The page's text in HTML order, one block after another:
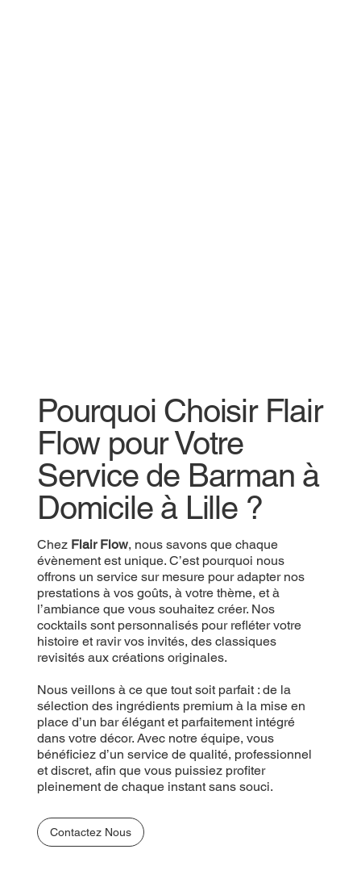
Pourquoi Choisir Flair
Flow pour Votre
Service de Barman à
Domicile à Lille ?
Chez Flair Flow, nous savons que chaque
évènement est unique. C’est pourquoi nous
offrons un service sur mesure pour adapter nos
prestations à vos goûts, à votre thème, et à
l’ambiance que vous souhaitez créer. Nos
cocktails sont personnalisés pour refléter votre
histoire et ravir vos invités, des classiques
revisités aux créations originales.
Nous veillons à ce que tout soit parfait : de la
sélection des ingrédients premium à la mise en
place d’un bar élégant et parfaitement intégré
dans votre décor. Avec notre équipe, vous
bénéficiez d’un service de qualité, professionnel
et discret, afin que vous puissiez profiter
pleinement de chaque instant sans souci.
Contactez Nous